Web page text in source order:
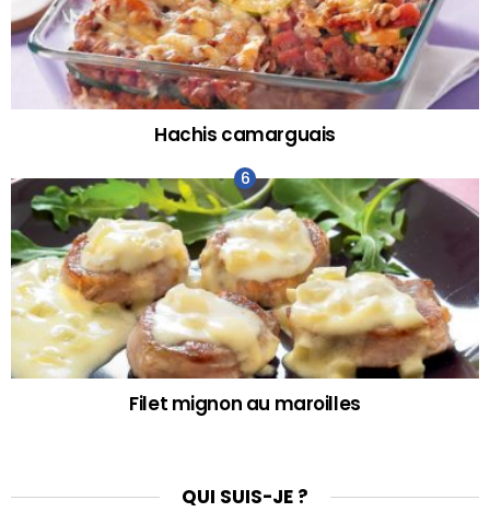
Hachis camarguais
Filet mignon au maroilles
QUI SUIS-JE ?